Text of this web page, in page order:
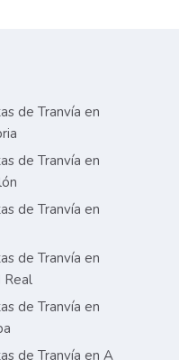
de Tranvía en
de Tranvía en
de Tranvía en
de Tranvía en
Real
de Tranvía en
de Tranvía en A